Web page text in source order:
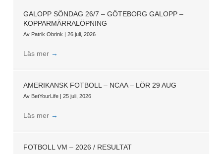
GALOPP SÖNDAG 26/7 – GÖTEBORG GALOPP –
KOPPARMÄRRALÖPNING
Av Patrik Obrink | 26 juli, 2026
Läs mer →
AMERIKANSK FOTBOLL – NCAA – LÖR 29 AUG
Av BetYourLife | 25 juli, 2026
Läs mer →
FOTBOLL VM – 2026 / RESULTAT